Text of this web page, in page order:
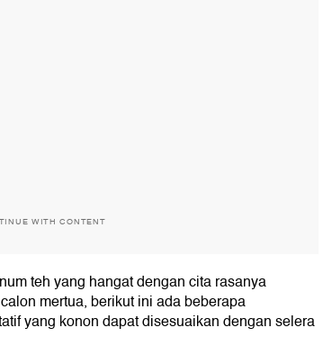
WITH CONTENT
teh yang hangat dengan cita rasanya
mertua, berikut ini ada beberapa
yang konon dapat disesuaikan dengan selera